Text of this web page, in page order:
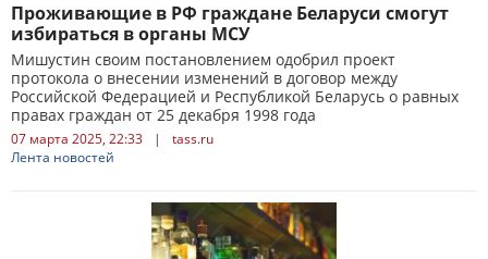
Проживающие в РФ граждане Беларуси смогут
избираться в органы МСУ
Мишустин своим постановлением одобрил проект
протокола о внесении изменений в договор между
Российской Федерацией и Республикой Беларусь о равных
правах граждан от 25 декабря 1998 года
07 марта 2025, 22:33 |
tass.ru
Лента новостей